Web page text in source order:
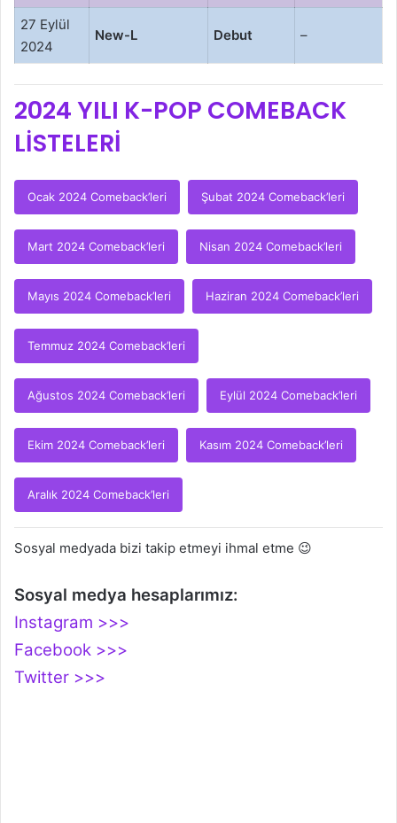
27 Eylül
2024
New-L Debut –
2024 YILI K-POP COMEBACK
LİSTELERİ
Ocak 2024 Comeback’leri Şubat 2024 Comeback’leri
Mart 2024 Comeback’leri Nisan 2024 Comeback’leri
Mayıs 2024 Comeback’leri Haziran 2024 Comeback’leri
Temmuz 2024 Comeback’leri
Ağustos 2024 Comeback’leri Eylül 2024 Comeback’leri
Ekim 2024 Comeback’leri Kasım 2024 Comeback’leri
Aralık 2024 Comeback’leri
Sosyal medyada bizi takip etmeyi ihmal etme 😉
Sosyal medya hesaplarımız:
Instagram >>>
Facebook >>>
Twitter >>>